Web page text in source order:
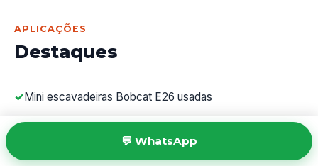
APLICAÇÕES
Destaques
Mini escavadeiras Bobcat E26 usadas
Mini carregadeiras Bobcat S130 e S175 usadas
Perfuratriz de estacas usada (fura até 10 m)
💬 WhatsApp